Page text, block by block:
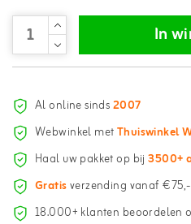
In
Al online sinds2007
Webwinkel metThuiswinkel
Haal uw pakket op bij3500+
Gratisverzending vanaf
18.000+ klanten beoordelen